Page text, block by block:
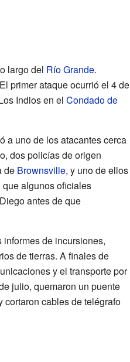
largo del Río Grande.
primer ataque ocurrió el 4 de
Indios en el Condado de
a uno de los atacantes cerca
dos policías de origen
de Brownsville, y uno de ellos
algunos oficiales
antes de que
de incursiones,
de tierras. A finales de
y el transporte por
julio, quemaron un puente
cortaron cables de telégrafo